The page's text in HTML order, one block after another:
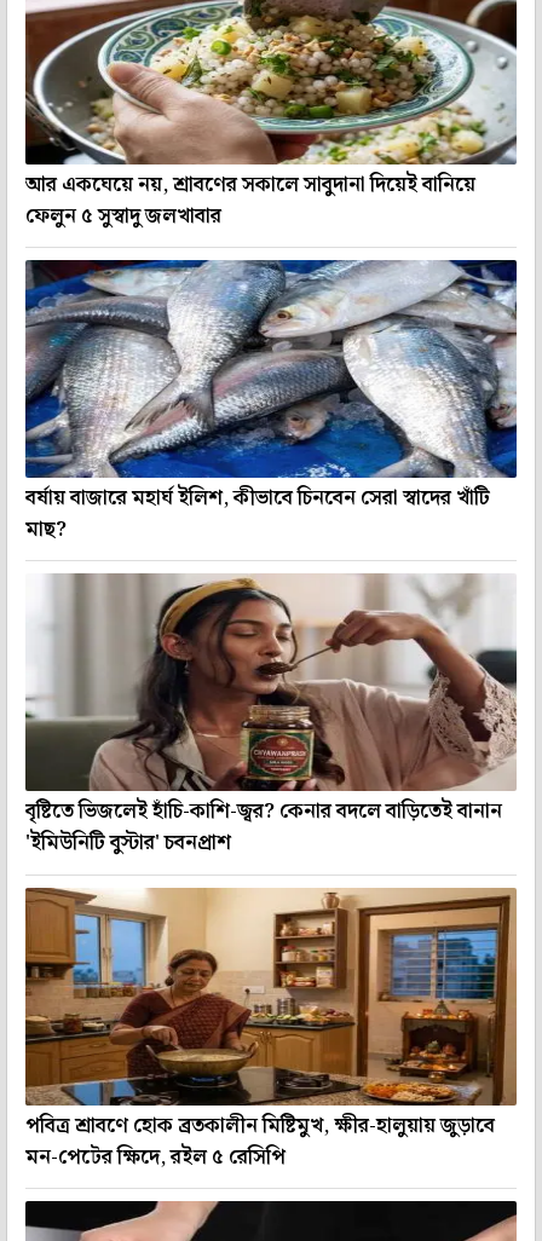
আর একঘেয়ে নয়, শ্রাবণের সকালে সাবুদানা দিয়েই বানিয়ে
ফেলুন ৫ সুস্বাদু জলখাবার
বর্ষায় বাজারে মহার্ঘ ইলিশ, কীভাবে চিনবেন সেরা স্বাদের খাঁটি
মাছ?
বৃষ্টিতে ভিজলেই হাঁচি-কাশি-জ্বর? কেনার বদলে বাড়িতেই বানান
'ইমিউনিটি বুস্টার' চবনপ্রাশ
পবিত্র শ্রাবণে হোক ব্রতকালীন মিষ্টিমুখ, ক্ষীর-হালুয়ায় জুড়াবে
মন-পেটের ক্ষিদে, রইল ৫ রেসিপি